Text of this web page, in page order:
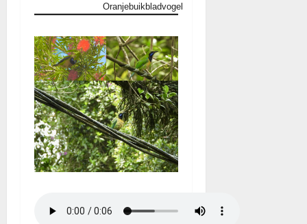
Oranjebuikbladvogel